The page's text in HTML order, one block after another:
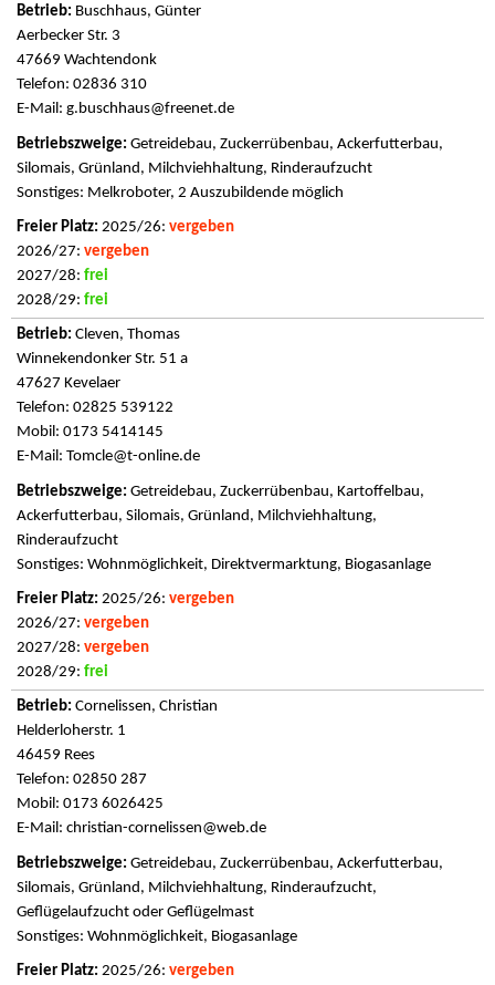
Buschhaus, Günter
Aerbecker Str. 3
47669 Wachtendonk
Telefon: 02836 310
E-Mail: g.buschhaus@freenet.de
Getreidebau, Zuckerrübenbau, Ackerfutterbau,
Silomais, Grünland, Milchviehhaltung, Rinderaufzucht
Sonstiges: Melkroboter, 2 Auszubildende möglich
2025/26: vergeben
2026/27: vergeben
2027/28: frei
2028/29: frei
Cleven, Thomas
Winnekendonker Str. 51 a
47627 Kevelaer
Telefon: 02825 539122
Mobil: 0173 5414145
E-Mail: Tomcle@t-online.de
Getreidebau, Zuckerrübenbau, Kartoffelbau,
Ackerfutterbau, Silomais, Grünland, Milchviehhaltung,
Rinderaufzucht
Sonstiges: Wohnmöglichkeit, Direktvermarktung, Biogasanlage
2025/26: vergeben
2026/27: vergeben
2027/28: vergeben
2028/29: frei
Cornelissen, Christian
Helderloherstr. 1
46459 Rees
Telefon: 02850 287
Mobil: 0173 6026425
E-Mail: christian-cornelissen@web.de
Getreidebau, Zuckerrübenbau, Ackerfutterbau,
Silomais, Grünland, Milchviehhaltung, Rinderaufzucht,
Geflügelaufzucht oder Geflügelmast
Sonstiges: Wohnmöglichkeit, Biogasanlage
2025/26: vergeben